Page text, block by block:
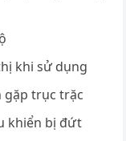
khi sử dụng
gặp trục trặc
khiển bị đứt